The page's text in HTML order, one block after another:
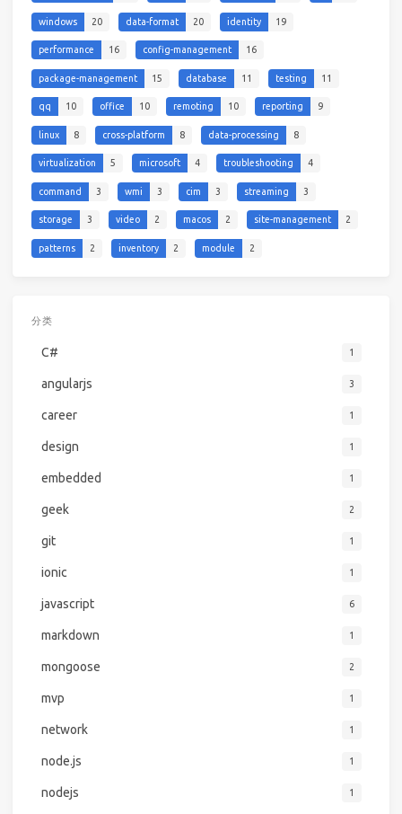
windows 20 data-format 20 identity 19
performance 16 config-management 16
package-management 15 database 11 testing 11
qq 10 office 10 remoting 10 reporting 9
linux 8 cross-platform 8 data-processing 8
virtualization 5 microsoft 4 troubleshooting 4
command 3 wmi 3 cim 3 streaming 3
storage 3 video 2 macos 2 site-management 2
patterns 2 inventory 2 module 2
分类
C# 1
angularjs 3
career 1
design 1
embedded 1
geek 2
git 1
ionic 1
javascript 6
markdown 1
mongoose 2
mvp 1
network 1
node.js 1
nodejs 1